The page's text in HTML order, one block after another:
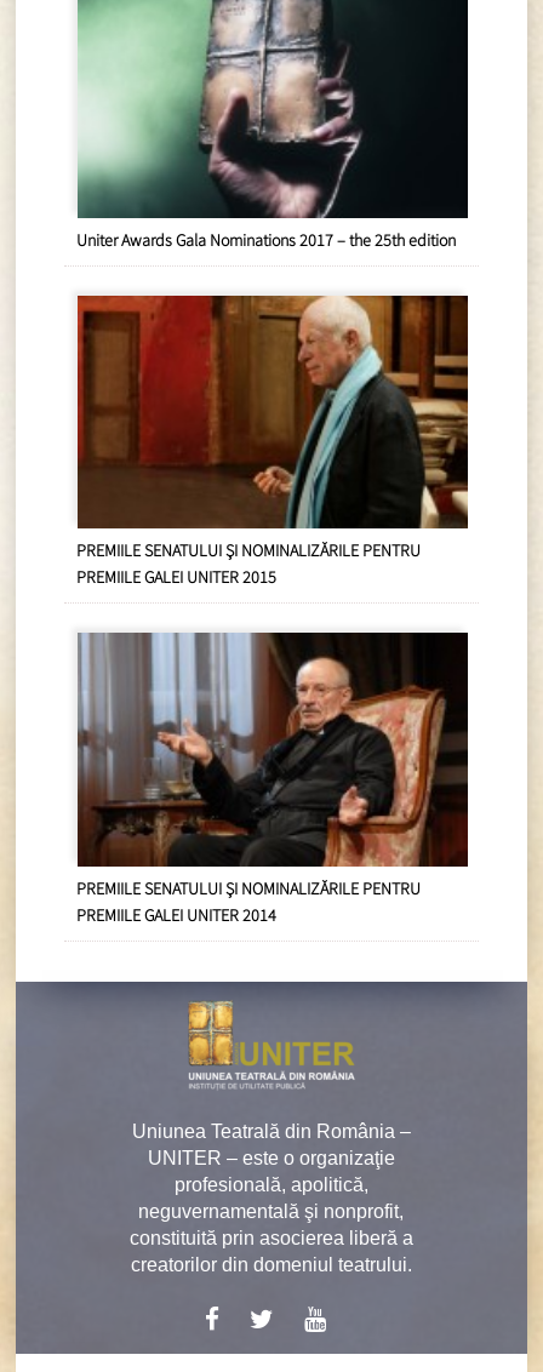
Uniter Awards Gala Nominations 2017 – the 25th edition
PREMIILE SENATULUI ŞI NOMINALIZĂRILE PENTRU
PREMIILE GALEI UNITER 2015
PREMIILE SENATULUI ŞI NOMINALIZĂRILE PENTRU
PREMIILE GALEI UNITER 2014
Uniunea Teatrală din România –
UNITER – este o organizaţie
profesională, apolitică,
neguvernamentală şi nonprofit,
constituită prin asocierea liberă a
creatorilor din domeniul teatrului.